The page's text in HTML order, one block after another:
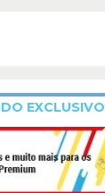
EXCLUSIVO